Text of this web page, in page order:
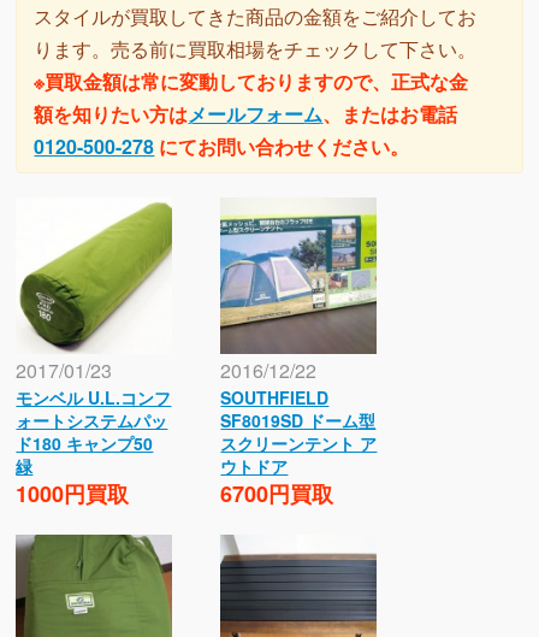
スタイルが買取してきた商品の金額をご紹介してお
ります。売る前に買取相場をチェックして下さい。
※買取金額は常に変動しておりますので、正式な金
額を知りたい方はメールフォーム、またはお電話
0120-500-278 にてお問い合わせください。
2017/01/23
モンベル U.L.コンフ
ォートシステムパッ
ド180 キャンプ50
緑
1000円買取
2016/12/22
SOUTHFIELD
SF8019SD ドーム型
スクリーンテント ア
ウトドア
6700円買取